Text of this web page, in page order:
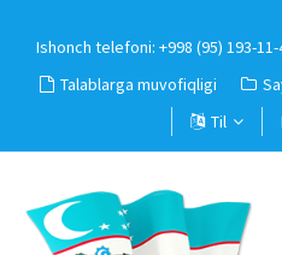
Ishonch telefoni: +998 (95) 193-11-
Talablarga muvofiqligi
Til